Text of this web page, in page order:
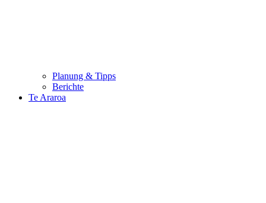
Planung & Tipps
Berichte
Te Araroa